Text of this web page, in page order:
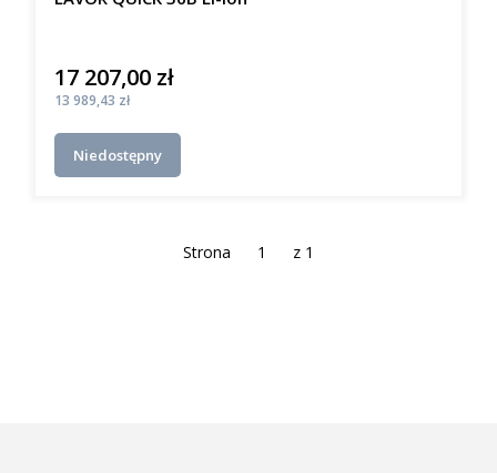
Cena
17 207,00 zł
Cena
13 989,43 zł
Niedostępny
Strona z 1